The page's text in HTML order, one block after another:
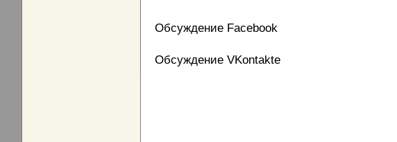
Обсуждение Facebook
Обсуждение VKontakte